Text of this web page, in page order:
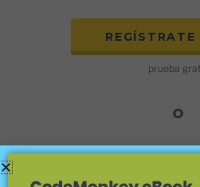
REGÍSTRATE
prueba
o
SOLICITAR